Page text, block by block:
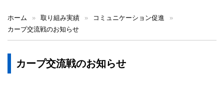
ホーム » 取り組み実績 » コミュニケーション促進
»
カープ交流戦のお知らせ
カープ交流戦のお知らせ